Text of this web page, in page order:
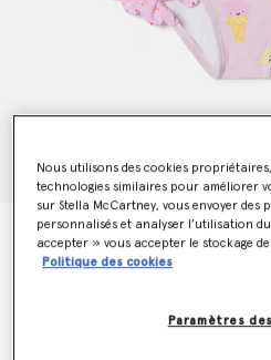
Maillot de bain avec imprime
Prix réduit à partir de
€75.00jusqu’à
€45.00
Nous utilisons des cookies
technologies similaires pour améliorer
sur Stella McCartney, vous envoyer des
personnalisés et analyser l’utilisation
accepter » vous accepter le stockage
Politique des cookies
Paramètres